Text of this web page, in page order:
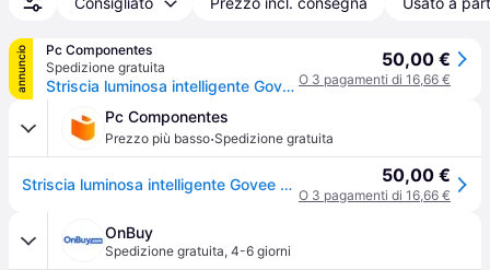
annuncio
Pc Componentes
Spedizione gratuita
Striscia luminosa intelligente Govee H7025CB1 Wi-Fi Bluetooth 15 m IP67 multicolore
50,00 €
O 3 pagamenti di 16,66 €
Pc Componentes
Prezzo più basso·Spedizione gratuita
Striscia luminosa intelligente Govee H7025CB1 Wi-Fi Bluetooth 15 m IP67 multicolore 50,00 €
O 3 pagamenti di 16,66 €
OnBuy
Spedizione gratuita, 4-6 giorni